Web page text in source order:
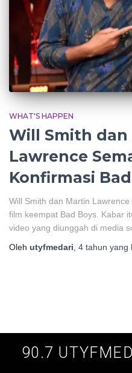
WHAT'S HAPPEN
Will Smith dan
Lawrence
Konfirmasi
Will Smith dan Martin
film keempat Bad Boys. Kabar
video yang diunggah di media
Oleh utyfmedari 4 tahun yang
90.7